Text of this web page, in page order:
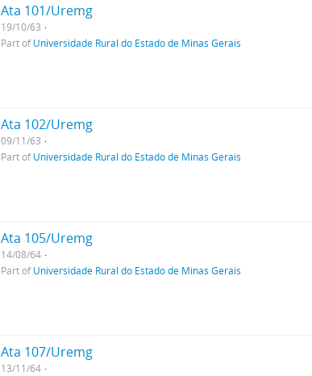
Ata 101/Uremg
19/10/63
Part ofUniversidade Rural do Estado de Minas Gerais
Ata 102/Uremg
09/11/63
Part ofUniversidade Rural do Estado de Minas Gerais
Ata 105/Uremg
14/08/64
Part ofUniversidade Rural do Estado de Minas Gerais
Ata 107/Uremg
13/11/64